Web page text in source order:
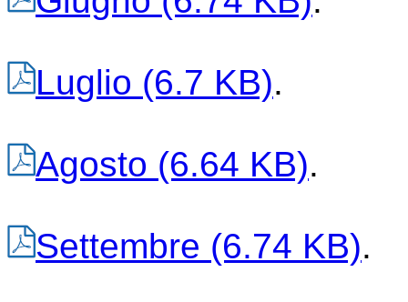
Luglio (6.7 KB).
Agosto (6.64 KB).
Settembre (6.74 KB).